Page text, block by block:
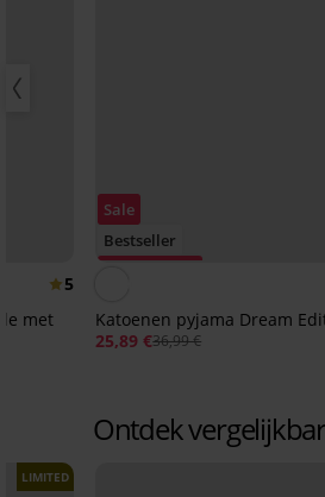
5
met
Sale
Bestseller
Katoenen pyjama Dream
25,89 €36,99 €
Ontdek
LIMITED